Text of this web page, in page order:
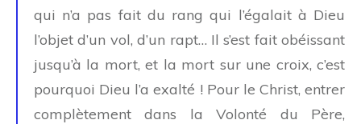
qui n’a pas fait du rang qui l’égalait à Dieu
l’objet d’un vol, d’un rapt… Il s’est fait obéissant
jusqu’à la mort, et la mort sur une croix, c’est
pourquoi Dieu l’a exalté ! Pour le Christ, entrer
complètement dans la Volonté du Père,